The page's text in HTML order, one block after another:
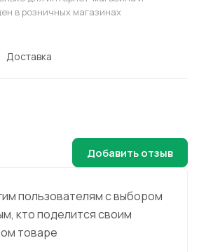
в розничных магазинах
Доставка
пользователям с выбором
кто поделится своим
товаре
Добавить отзыв